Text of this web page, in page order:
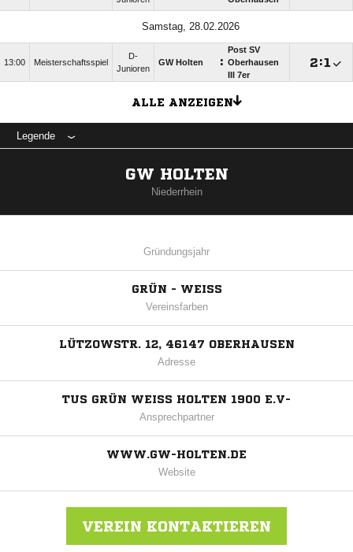
Samstag, 28.02.2026
13:00 Meisterschaftsspiel
D-
Junioren
GW Holten :
Post SV
Oberhausen
III 7er
:
ALLE ANZEIGEN
Legende
GW HOLTEN
Niederrhein
Gründungsjahr
GRÜN - WEISS
Vereinsfarben
LÜTZOWSTR. 12, 46147 OBERHAUSEN
Adresse
TUS GRÜN WEISS HOLTEN 1900 E.V-
Ansprechpartner
WWW.GW-HOLTEN.DE
Website
VEREIN KONTAKTIEREN